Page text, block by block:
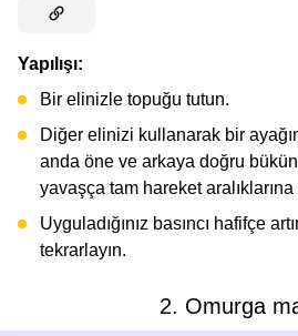
Yapılışı:
Bir elinizle topuğu tutun.
Diğer elinizi kullanarak bir
anda öne ve arkaya doğru
yavaşça tam hareket
Uyguladığınız basıncı hafifçe
tekrarlayın.
2. Omurga